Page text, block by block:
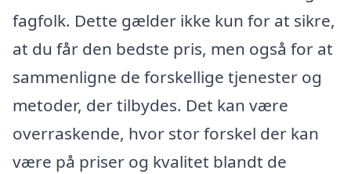
fagfolk. Dette gælder ikke kun for at sikre,
at du får den bedste pris, men også for at
sammenligne de forskellige tjenester og
metoder, der tilbydes. Det kan være
overraskende, hvor stor forskel der kan
være på priser og kvalitet blandt de